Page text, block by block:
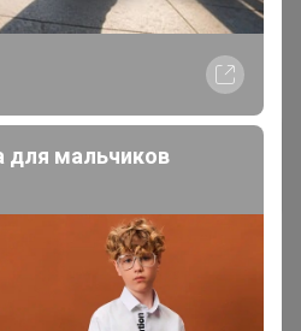
"школа - в наличии на складе"
мальчиков